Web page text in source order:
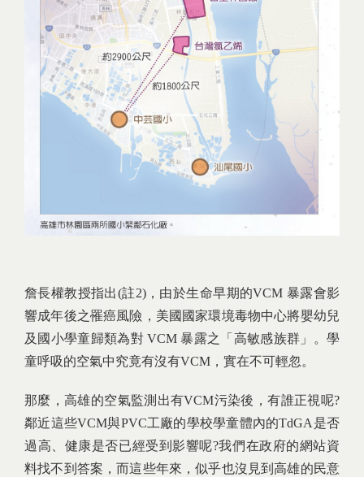
詹長權教授指出(註2)，由於生命早期的VCM 暴露會影
響成年後之罹癌風險，美國國家環境毒物中心將嬰幼兒
及國小學童歸類為對 VCM 暴露之「高敏感族群」。學
童呼吸的空氣中究竟有沒有VCM，實在不可輕忽。
那麼，高雄的空氣監測出有VCM污染後，有誰正視呢?
鄰近這些VCM與PVC工廠的學校學童體內的TdGA是否
過高、健康是否已經受到影響呢?我們在政府的網站資
料找不到答案，而這些年來，似乎也沒見到高雄的民意